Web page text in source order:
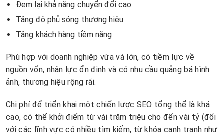
Đem lại khả năng chuyển đổi cao
Tăng độ phủ sóng thương hiệu
Tăng khách hàng tiềm năng
Phù hợp với doanh nghiệp vừa và lớn, có tiềm lực về
nguồn vốn, nhân lực ổn định và có nhu cầu quảng bá hình
ảnh, thương hiệu rộng rãi.
Chi phí để triển khai một chiến lược SEO tổng thể là khá
cao, có thể khởi điểm từ vài trăm triệu cho đến vài tỷ (đối
với các lĩnh vực có nhiều tìm kiếm, từ khóa cạnh tranh như